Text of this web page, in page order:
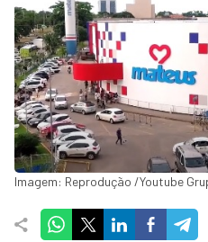
Imagem: Reprodução /Youtube